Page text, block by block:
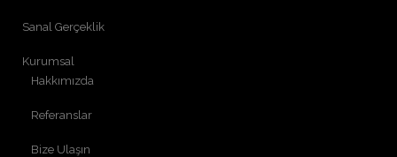
Sanal Gerçeklik
Kurumsal
Hakkımızda
Referanslar
Bize Ulaşın